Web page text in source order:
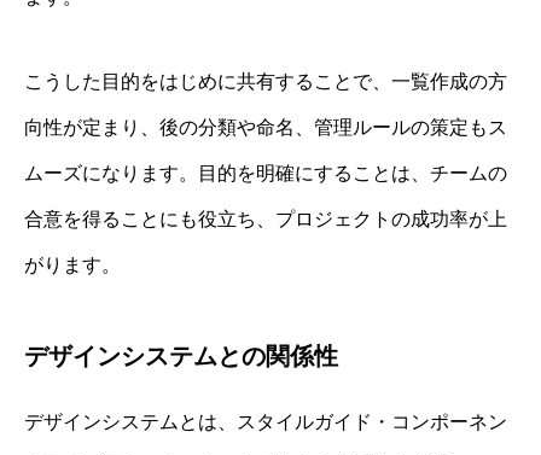
こうした目的をはじめに共有することで、一覧作成の方
向性が定まり、後の分類や命名、管理ルールの策定もス
ムーズになります。目的を明確にすることは、チームの
合意を得ることにも役立ち、プロジェクトの成功率が上
がります。
デザインシステムとの関係性
デザインシステムとは、スタイルガイド・コンポーネン